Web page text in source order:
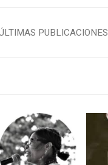
PUBLICACIONES